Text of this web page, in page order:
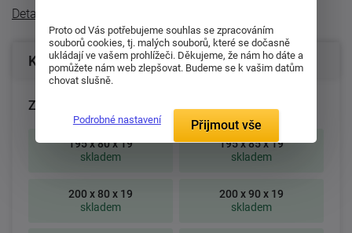
Detailní popis
Konfigurace produktu
Zvolte rozměr matrace (cm):
195 x 80 x 19
skladem
195 x 85 x 19
skladem
200 x 80 x 19
skladem
200 x 90 x 19
skladem
Proto od Vás potřebujeme souhlas se zpracováním
souborů cookies, tj. malých souborů, které se dočasně
ukládají ve vašem prohlížeči. Děkujeme, že nám ho dáte a
pomůžete nám web zlepšovat. Budeme se k vašim datům
chovat slušně.
Podrobné nastavení Přijmout vše